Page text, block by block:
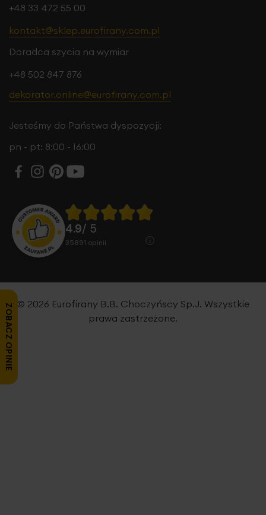
+48 33 472 55 00
kontakt@sklep.eurofirany.com.pl
Doradca szycia na wymiar
+48 502 847 876
dekorator.online@eurofirany.com.pl
Jesteśmy do Państwa dyspozycji:
pn - pt: 8:00 - 16:00
4.9/ 5
35891 opinii
ZOBACZ OPINIE © 2026 Eurofirany B.B. Choczyńscy Sp.J. Wszystkie
prawa zastrzeżone.